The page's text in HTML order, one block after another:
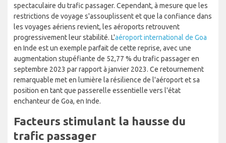
spectaculaire du trafic passager. Cependant, à mesure que les
restrictions de voyage s'assouplissent et que la confiance dans
les voyages aériens revient, les aéroports retrouvent
progressivement leur stabilité. L'aéroport international de Goa
en Inde est un exemple parfait de cette reprise, avec une
augmentation stupéfiante de 52,77 % du trafic passager en
septembre 2023 par rapport à janvier 2023. Ce retournement
remarquable met en lumière la résilience de l'aéroport et sa
position en tant que passerelle essentielle vers l'état
enchanteur de Goa, en Inde.
Facteurs stimulant la hausse du
trafic passager